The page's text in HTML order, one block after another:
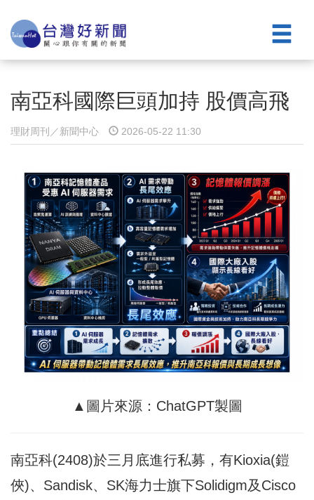
南亞科國際巨頭加持 股價高飛
理財周刊／新聞中心 2026-05-22 11:30
▲圖片來源：ChatGPT製圖
南亞科(2408)於三月底進行私募，有Kioxia(鎧
俠)、Sandisk、SK海力士旗下Solidigm及Cisco